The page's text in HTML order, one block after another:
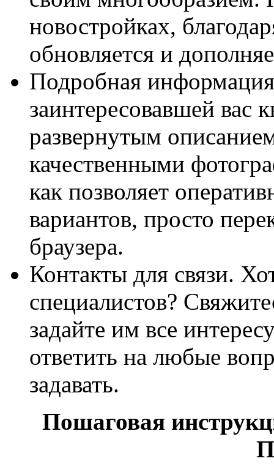
новостройках,
обновляется и
Подробная
заинтересовавшей вас
развернутым
качественными
как позволяет
вариантов, просто
браузера.
Контакты для связи.
специалистов?
задайте им все
ответить на любые
задавать.
Пошаговая